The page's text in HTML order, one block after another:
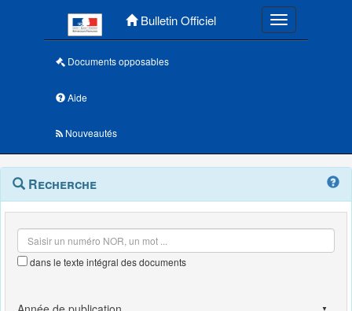
Bulletin Officiel Toggle
Documents opposables
Aide
Nouveautés
Navigation
outils
Menu
contextuel
Recherche
dans le texte intégral des documents